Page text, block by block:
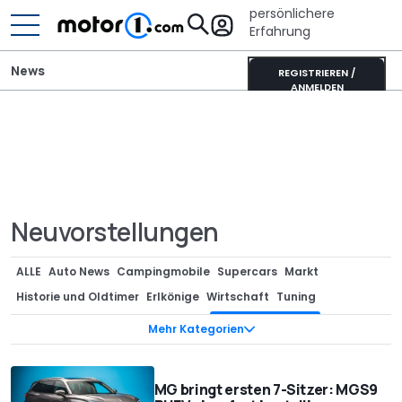
persönlichere
Erfahrung
REGISTRIEREN /
ANMELDEN
News
Neuvorstellungen
Mehr Kategorien
ALLE Auto News Campingmobile Supercars Markt
Historie und Oldtimer Erlkönige Wirtschaft Tuning
Anzeige Teaser
Neuvorstellungen
Designstudien Renderings Technik Motorrad
Vergessene Studien
Ratgeber
Gerüchte Events Green Cars Stars/Entertainment
Rekorde
MG bringt ersten 7-Sitzer: MGS9